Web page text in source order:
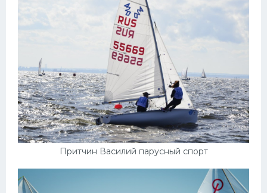
Притчин Василий парусный спорт